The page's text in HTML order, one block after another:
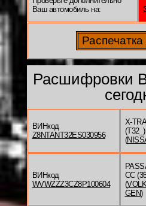
Ваш автомобиль на:
Расшифровки
ВИНкод
Z8NTANT32ES030956
X-
(T32_)
(
ВИНкод
WVWZZZ3CZ8P100604
CC
(
GEN)